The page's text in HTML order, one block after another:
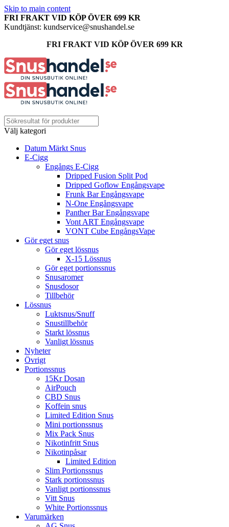
Skip to main content
FRI FRAKT VID KÖP ÖVER 699 KR
Kundtjänst: kundservice@snushandel.se
FRI FRAKT VID KÖP ÖVER 699 KR
Välj kategori
Datum Märkt Snus
E-Cigg
Engångs E-Cigg
Dripped Fusion Split Pod
Dripped Goflow Engångsvape
Frunk Bar Engångsvape
N-One Engångsvape
Panther Bar Engångsvape
Vont ART Engångsvape
VONT Cube EngångsVape
Gör eget snus
Gör eget lössnus
X-15 Lössnus
Gör eget portionssnus
Snusaromer
Snusdosor
Tillbehör
Lössnus
Luktsnus/Snuff
Snustillbehör
Starkt lössnus
Vanligt lössnus
Nyheter
Övrigt
Portionssnus
15Kr Dosan
AirPouch
CBD Snus
Koffein snus
Limited Edition Snus
Mini portionssnus
Mix Pack Snus
Nikotinfritt Snus
Nikotinpåsar
Limited Edition
Slim Portionssnus
Stark portionssnus
Vanligt portionssnus
Vitt Snus
White Portionssnus
Varumärken